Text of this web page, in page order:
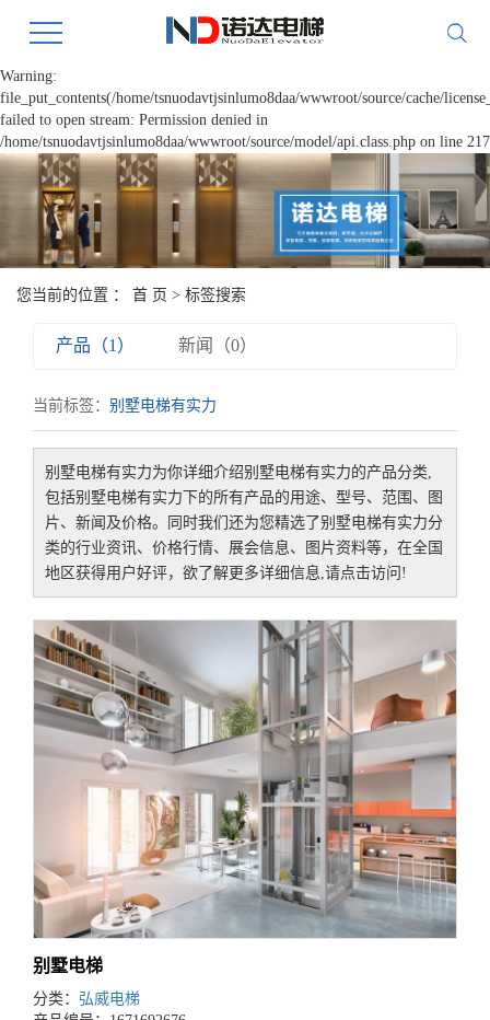
Warning:
file_put_contents(/home/tsnuodavtjsinlumo8daa/wwwroot/source/cache/
failed to open stream: Permission denied in
/home/tsnuodavtjsinlumo8daa/wwwroot/source/model/api.class.php on line 217
您当前的位置 ： 首 页 > 标签搜索
产品（1） 新闻（0）
当前标签： 别墅电梯有实力
别墅电梯有实力为你详细介绍别墅电梯有实力的产品分类,
包括别墅电梯有实力 下的所有产品的用途、型号、范围、图
片、新闻及价格。同时我们还为您精选了别墅电梯有实力分
类的行业资讯、价格行情、展会信息、图片资料等，在全国
地区获得用户好评，欲了解更多详细信息,请点击访问!
别墅电梯
分类： 弘威电梯